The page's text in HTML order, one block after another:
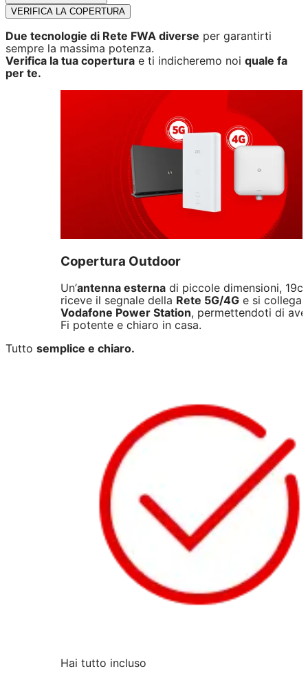
VERIFICA LA COPERTURA
Due tecnologie di Rete FWA diverse per garantirti
sempre la massima potenza.
Verifica la tua copertura e ti indicheremo noi quale fa
per te.
Copertura Outdoor
Un’antenna esterna di piccole dimensioni,
riceve il segnale della Rete 5G/4G e si collega
Vodafone Power Station, permettendoti di
Fi potente e chiaro in casa.
Tutto semplice e chiaro.
Hai tutto incluso